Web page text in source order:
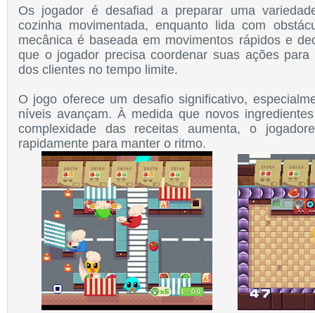
Os jogador é desafiad a preparar uma
cozinha movimentada, enquanto lida com
mecânica é baseada em movimentos rápidos e
que o jogador precisa coordenar suas ações para
dos clientes no tempo limite.
O jogo oferece um desafio significativo,
níveis avançam. À medida que novos
complexidade das receitas aumenta, o
rapidamente para manter o ritmo.